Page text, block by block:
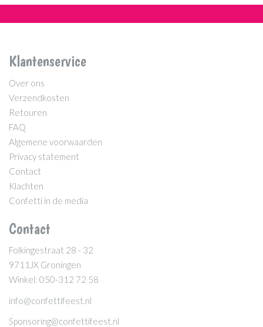
Klantenservice
Over ons
Verzendkosten
Retouren
FAQ
Algemene voorwaarden
Privacy statement
Contact
Klachten
Confetti in de media
Contact
Folkingestraat 28 - 32
9711JX Groningen
Winkel: 050-312 72 58
info@confettifeest.nl
Sponsoring@confettifeest.nl